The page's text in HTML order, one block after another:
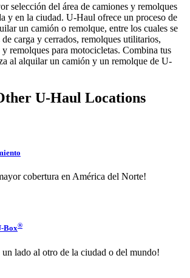
selección del área de camiones y remolques
y en la ciudad. U-Haul ofrece un proceso de
un camión o remolque, entre los cuales se
carga y cerrados, remolques utilitarios,
remolques para motocicletas. Combina tus
al alquilar un camión y un remolque de U-
U-Haul Locations
cobertura en América del Norte!
Box®
un lado al otro de la ciudad o del mundo!